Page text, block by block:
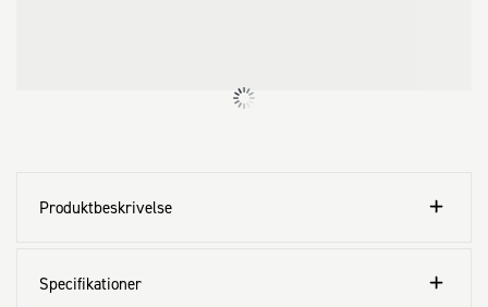
Produktbeskrivelse
Specifikationer